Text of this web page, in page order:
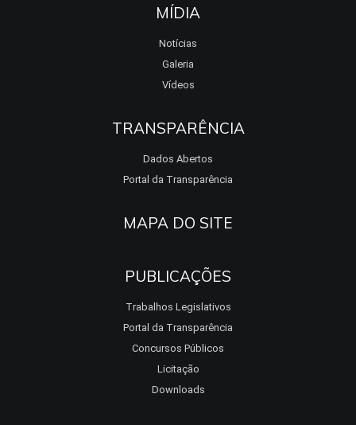
MÍDIA
Notícias
Galeria
Vídeos
TRANSPARÊNCIA
Dados Abertos
Portal da Transparência
MAPA DO SITE
PUBLICAÇÕES
Trabalhos Legislativos
Portal da Transparência
Concursos Públicos
Licitação
Downloads